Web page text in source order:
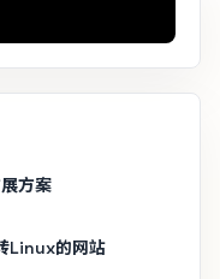
方案
Linux的网站